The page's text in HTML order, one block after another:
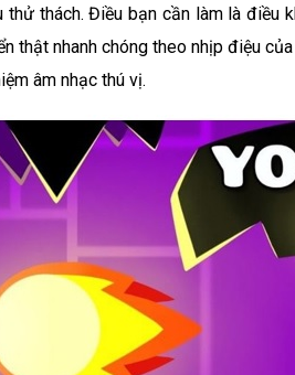
thách. Điều bạn cần làm là điều
thật nhanh chóng theo nhịp điệu
âm nhạc thú vị.